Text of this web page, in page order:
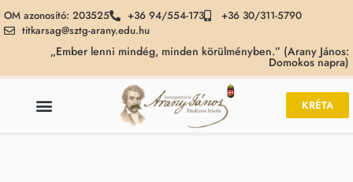
OM azonosító: 203525 +36 94/554-173
+36 30/311-5790
titkarsag@sztg-arany.edu.hu
„Ember lenni mindég, minden körülményben.” (Arany János:
Domokos napra)
KRÉTA